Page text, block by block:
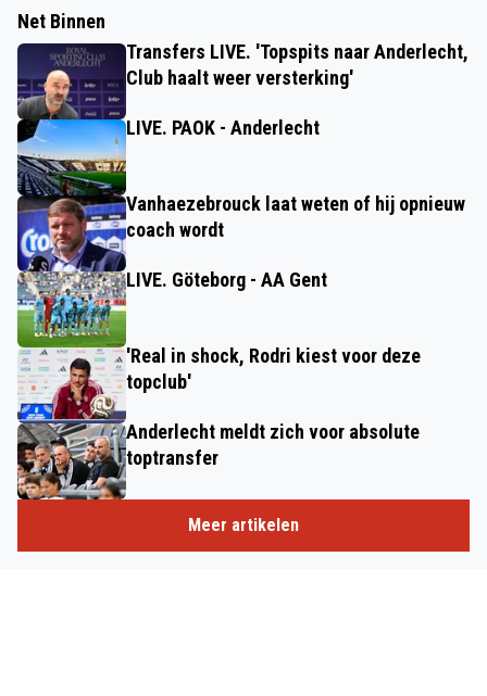
Net Binnen
Transfers LIVE. 'Topspits naar Anderlecht,
Club haalt weer versterking'
LIVE. PAOK - Anderlecht
Vanhaezebrouck laat weten of hij opnieuw
coach wordt
LIVE. Göteborg - AA Gent
'Real in shock, Rodri kiest voor deze
topclub'
Anderlecht meldt zich voor absolute
toptransfer
Meer artikelen